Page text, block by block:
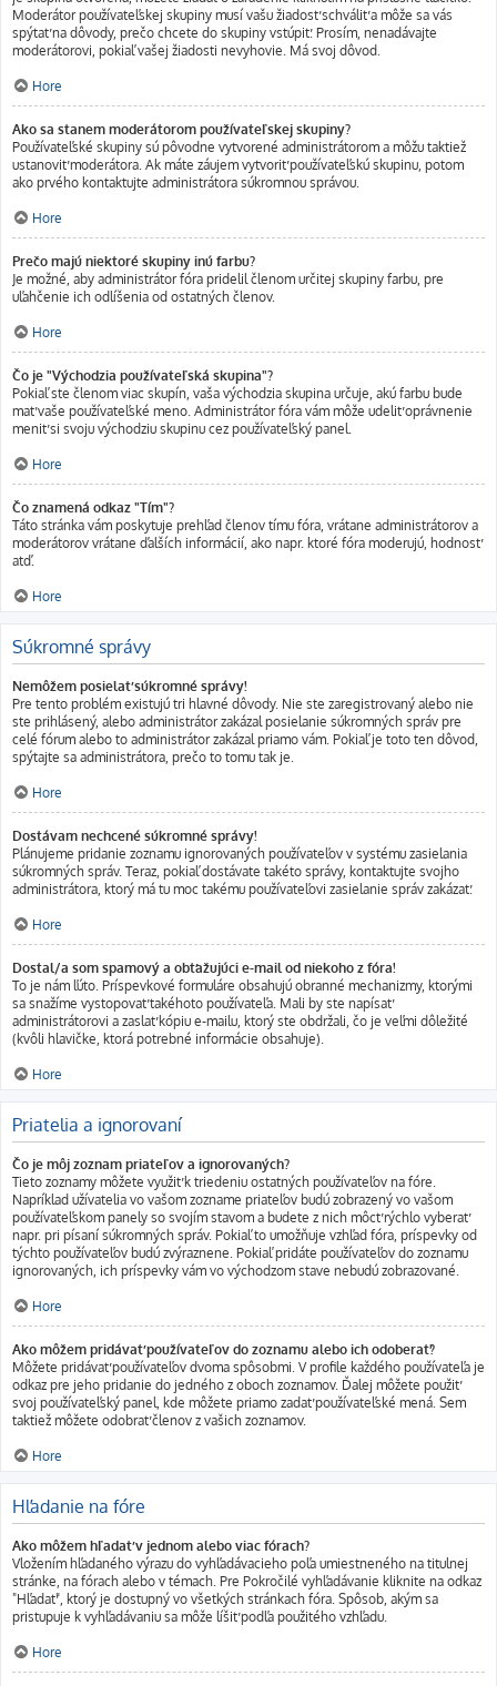
Moderátor používateľskej skupiny musí vašu žiadosť schváliť a môže sa vás
spýtať na dôvody, prečo chcete do skupiny vstúpiť. Prosím, nenadávajte
moderátorovi, pokiaľ vašej žiadosti nevyhovie. Má svoj dôvod.
Hore
Ako sa stanem moderátorom používateľskej skupiny?
Používateľské skupiny sú pôvodne vytvorené administrátorom a môžu taktiež
ustanoviť moderátora. Ak máte záujem vytvoriť používateľskú skupinu, potom
ako prvého kontaktujte administrátora súkromnou správou.
Hore
Prečo majú niektoré skupiny inú farbu?
Je možné, aby administrátor fóra pridelil členom určitej skupiny farbu, pre
uľahčenie ich odlíšenia od ostatných členov.
Hore
Čo je "Východzia používateľská skupina"?
Pokiaľ ste členom viac skupín, vaša východzia skupina určuje, akú farbu bude
mať vaše používateľské meno. Administrátor fóra vám môže udeliť oprávnenie
meniť si svoju východziu skupinu cez používateľský panel.
Hore
Čo znamená odkaz "Tím"?
Táto stránka vám poskytuje prehľad členov tímu fóra, vrátane administrátorov a
moderátorov vrátane ďalších informácií, ako napr. ktoré fóra moderujú, hodnosť
atď.
Hore
Súkromné správy
Nemôžem posielať súkromné správy!
Pre tento problém existujú tri hlavné dôvody. Nie ste zaregistrovaný alebo nie
ste prihlásený, alebo administrátor zakázal posielanie súkromných správ pre
celé fórum alebo to administrátor zakázal priamo vám. Pokiaľ je toto ten dôvod,
spýtajte sa administrátora, prečo to tomu tak je.
Hore
Dostávam nechcené súkromné správy!
Plánujeme pridanie zoznamu ignorovaných používateľov v systému zasielania
súkromných správ. Teraz, pokiaľ dostávate takéto správy, kontaktujte svojho
administrátora, ktorý má tu moc takému používateľovi zasielanie správ zakázať.
Hore
Dostal/a som spamový a obťažujúci e-mail od niekoho z fóra!
To je nám ľúto. Príspevkové formuláre obsahujú obranné mechanizmy, ktorými
sa snažíme vystopovať takéhoto používateľa. Mali by ste napísať
administrátorovi a zaslať kópiu e-mailu, ktorý ste obdržali, čo je veľmi dôležité
(kvôli hlavičke, ktorá potrebné informácie obsahuje).
Hore
Priatelia a ignorovaní
Čo je môj zoznam priateľov a ignorovaných?
Tieto zoznamy môžete využiť k triedeniu ostatných používateľov na fóre.
Napríklad užívatelia vo vašom zozname priateľov budú zobrazený vo vašom
používateľskom panely so svojím stavom a budete z nich môcť rýchlo vyberať
napr. pri písaní súkromných správ. Pokiaľ to umožňuje vzhľad fóra, príspevky od
týchto používateľov budú zvýraznene. Pokiaľ pridáte používateľov do zoznamu
ignorovaných, ich príspevky vám vo východzom stave nebudú zobrazované.
Hore
Ako môžem pridávať používateľov do zoznamu alebo ich odoberať?
Môžete pridávať používateľov dvoma spôsobmi. V profile každého používateľa je
odkaz pre jeho pridanie do jedného z oboch zoznamov. Ďalej môžete použiť
svoj používateľský panel, kde môžete priamo zadať používateľské mená. Sem
taktiež môžete odobrať členov z vašich zoznamov.
Hore
Hľadanie na fóre
Ako môžem hľadať v jednom alebo viac fórach?
Vložením hľadaného výrazu do vyhľadávacieho poľa umiestneného na titulnej
stránke, na fórach alebo v témach. Pre Pokročilé vyhľadávanie kliknite na odkaz
"Hľadať", ktorý je dostupný vo všetkých stránkach fóra. Spôsob, akým sa
pristupuje k vyhľadávaniu sa môže líšiť podľa použitého vzhľadu.
Hore